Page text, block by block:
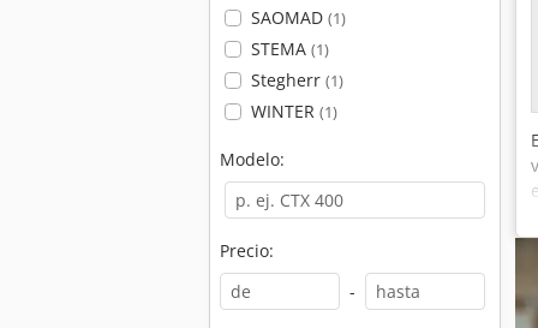
SAOMAD (1)
STEMA (1)
Stegherr (1)
WINTER (1)
Modelo:
Precio:
-